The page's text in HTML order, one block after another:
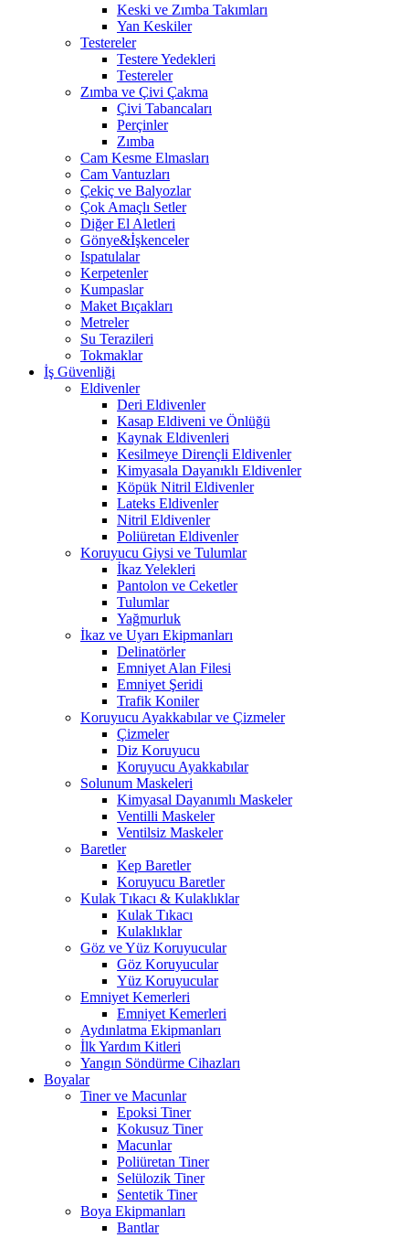
Keski ve Zımba Takımları
Yan Keskiler
Testereler
Testere Yedekleri
Testereler
Zımba ve Çivi Çakma
Çivi Tabancaları
Perçinler
Zımba
Cam Kesme Elmasları
Cam Vantuzları
Çekiç ve Balyozlar
Çok Amaçlı Setler
Diğer El Aletleri
Gönye&İşkenceler
Ispatulalar
Kerpetenler
Kumpaslar
Maket Bıçakları
Metreler
Su Terazileri
Tokmaklar
İş Güvenliği
Eldivenler
Deri Eldivenler
Kasap Eldiveni ve Önlüğü
Kaynak Eldivenleri
Kesilmeye Dirençli Eldivenler
Kimyasala Dayanıklı Eldivenler
Köpük Nitril Eldivenler
Lateks Eldivenler
Nitril Eldivenler
Poliüretan Eldivenler
Koruyucu Giysi ve Tulumlar
İkaz Yelekleri
Pantolon ve Ceketler
Tulumlar
Yağmurluk
İkaz ve Uyarı Ekipmanları
Delinatörler
Emniyet Alan Filesi
Emniyet Şeridi
Trafik Koniler
Koruyucu Ayakkabılar ve Çizmeler
Çizmeler
Diz Koruyucu
Koruyucu Ayakkabılar
Solunum Maskeleri
Kimyasal Dayanımlı Maskeler
Ventilli Maskeler
Ventilsiz Maskeler
Baretler
Kep Baretler
Koruyucu Baretler
Kulak Tıkacı & Kulaklıklar
Kulak Tıkacı
Kulaklıklar
Göz ve Yüz Koruyucular
Göz Koruyucular
Yüz Koruyucular
Emniyet Kemerleri
Emniyet Kemerleri
Aydınlatma Ekipmanları
İlk Yardım Kitleri
Yangın Söndürme Cihazları
Boyalar
Tiner ve Macunlar
Epoksi Tiner
Kokusuz Tiner
Macunlar
Poliüretan Tiner
Selülozik Tiner
Sentetik Tiner
Boya Ekipmanları
Bantlar